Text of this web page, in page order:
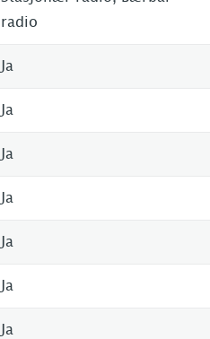
radio
Ja
Ja
Ja
Ja
Ja
Ja
Ja